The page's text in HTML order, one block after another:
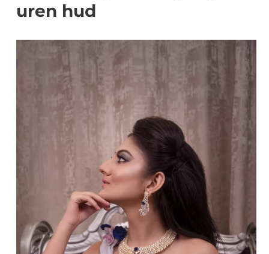
uren hud